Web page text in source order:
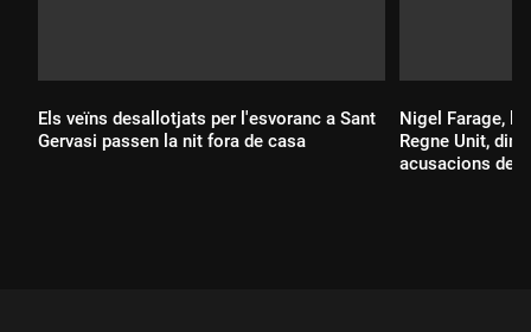
Els veïns desallotjats per l'esvoranc a Sant
Gervasi passen la nit fora de casa
Nigel Farage,
Regne Unit,
acusacions de